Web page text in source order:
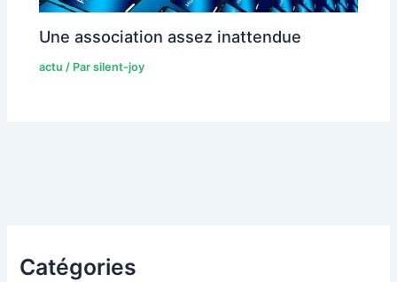
Une association assez inattendue
actu / Parsilent-joy
Catégories